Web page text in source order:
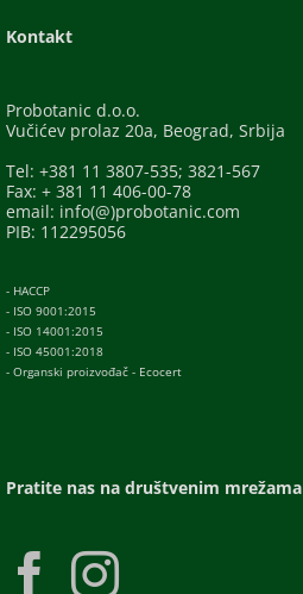
Kontakt
Probotanic d.o.o.
Vučićev prolaz 20a, Beograd, Srbija
Tel: +381 11 3807-535; 3821-567
Fax: + 381 11 406-00-78
email: info(@)probotanic.com
PIB: 112295056
- HACCP
- ISO 9001:2015
- ISO 14001:2015
- ISO 45001:2018
- Organski proizvođač - Ecocert
Pratite nas na društvenim mrežama